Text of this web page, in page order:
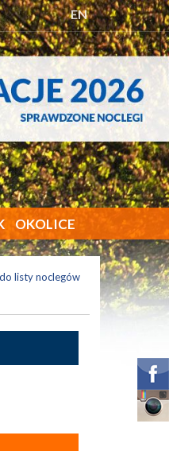
EN
OKOLICE
listy noclegów